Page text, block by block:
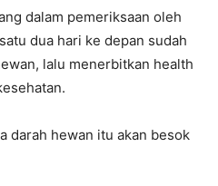
dalam pemeriksaan oleh
dua hari ke depan sudah
lalu menerbitkan health
darah hewan itu akan besok